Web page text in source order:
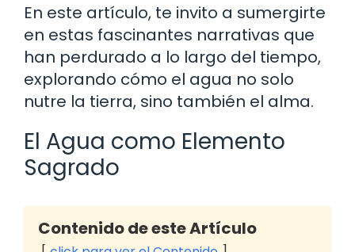
En este artículo, te invito a sumergirte
en estas fascinantes narrativas que
han perdurado a lo largo del tiempo,
explorando cómo el agua no solo
nutre la tierra, sino también el alma.
El Agua como Elemento
Sagrado
Contenido de este Artículo